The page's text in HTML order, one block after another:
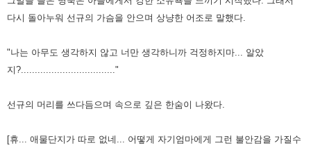
다시 돌아누워 선규의 가슴을 안으며 상냥한 어조로 말했다.
"나는 아무도 생각하지 않고 너만 생각하니까 걱정하지마... 알았
지?.................................."
선규의 머리를 쓰다듬으며 속으로 깊은 한숨이 나왔다.
[휴... 애물단지가 따로 없네... 어떻게 자기엄마에게 그런 불안감을 가질수